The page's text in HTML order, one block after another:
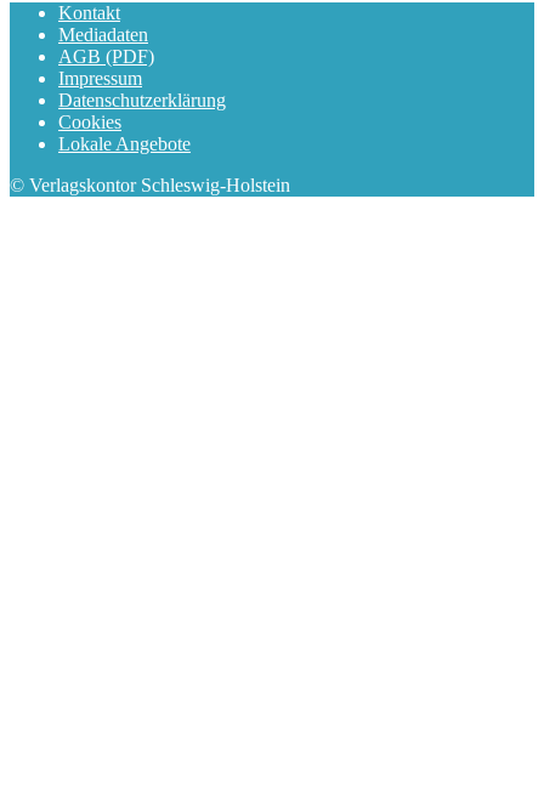
Kontakt
Mediadaten
AGB (PDF)
Impressum
Datenschutzerklärung
Cookies
Lokale Angebote
© Verlagskontor Schleswig-Holstein